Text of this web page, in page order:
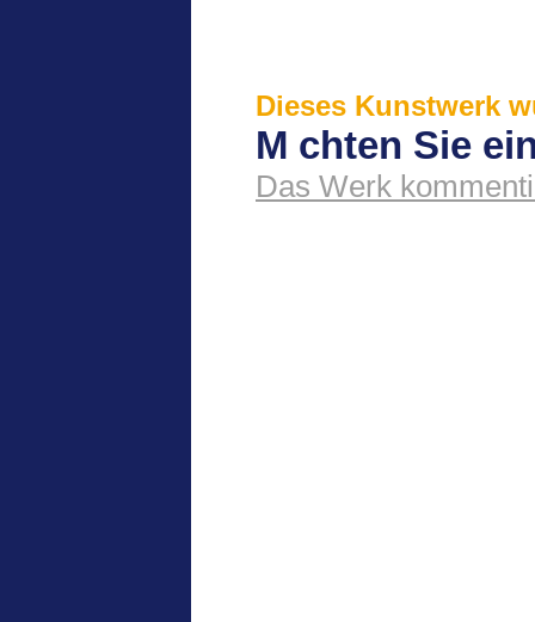
Dieses Kunstwerk
M chten Sie
Das Werk